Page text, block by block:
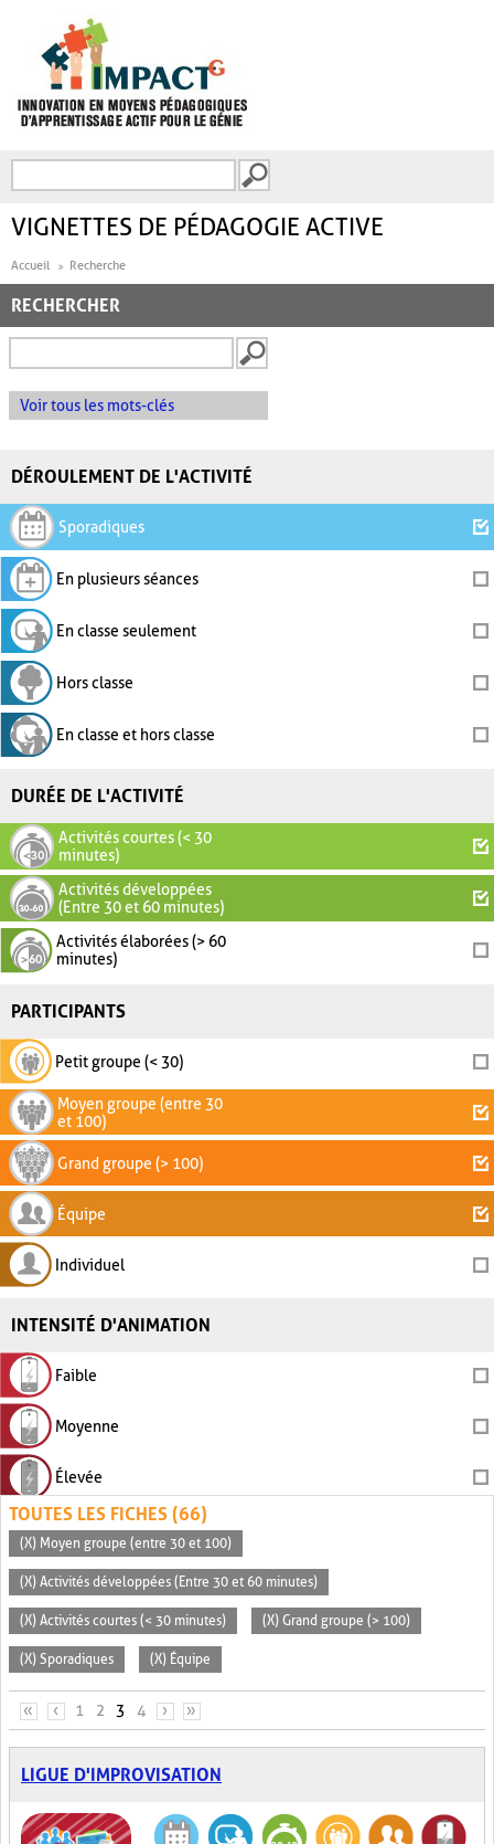
FORMULAIRE DE
VIGNETTES DE PÉDAGOGIE ACTIVE
Accueil Recherche
RECHERCHER
Voir tous les mots-clés
DÉROULEMENT DE L'ACTIVITÉ
Sporadiques
En plusieurs séances
En classe seulement
Hors classe
En classe et hors classe
DURÉE DE L'ACTIVITÉ
Activités courtes (< 30
minutes)
Activités développées
(Entre 30 et 60 minutes)
Activités élaborées (> 60
minutes)
PARTICIPANTS
Petit groupe (< 30)
Moyen groupe (entre 30
et 100)
Grand groupe (> 100)
Équipe
Individuel
INTENSITÉ D'ANIMATION
Faible
Moyenne
Élevée
TOUTES LES FICHES (66)
(X) Moyen groupe (entre 30 et 100)
(X) Activités développées (Entre 30 et 60 minutes)
(X) Activités courtes (< 30 minutes) (X) Grand groupe (> 100)
(X) Sporadiques (X) Équipe
PAGES
« ‹ 1 2 3 4 › »
LIGUE D'IMPROVISATION